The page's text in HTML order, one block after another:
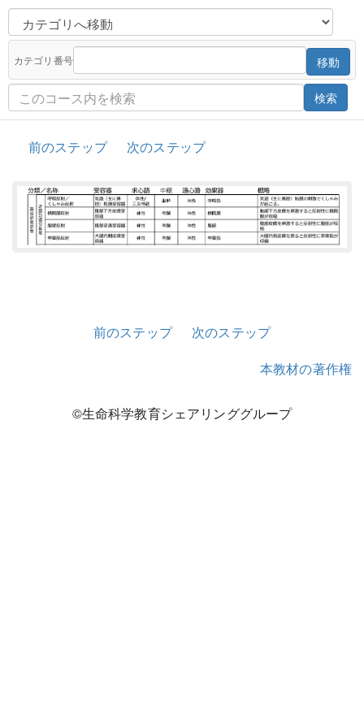
カテゴリ番号 移動
検索
前のステップ 次のステップ
前のステップ
次のステップ
本教材の著作権
©生命科学教育シェアリンググループ